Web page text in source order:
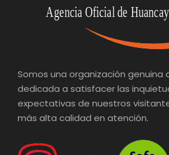
Somos una organización genuina
dedicada a satisfacer las
expectativas de nuestros
más alta calidad en atención.